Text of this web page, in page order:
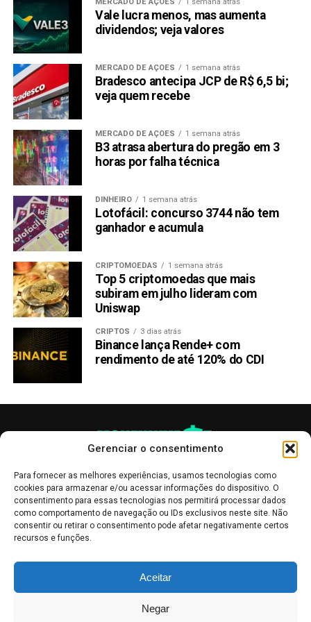
Gerenciar o consentimento
Para fornecer as melhores experiências, usamos tecnologias como
cookies para armazenar e/ou acessar informações do dispositivo. O
consentimento para essas tecnologias nos permitirá processar dados
como comportamento de navegação ou IDs exclusivos neste site. Não
consentir ou retirar o consentimento pode afetar negativamente certos
recursos e funções.
Aceitar
Negar
crescimento significativo nos próximos meses.
Conclusão
Embora a queda do Bitcoin esteja arrastando o mercado
cripto como um todo para baixo, ainda existem altcoins
que apresentam oportunidades potenciais de lucro.
Solana, Cardano e Celestia
são apenas alguns
exemplos de
Top Altcoinsque demonstraram resiliência
durante este período turbulento.
criptomoedas traz riscos inerentes, e uma pesquisa e
análise minuciosas são cruciais antes de tomar qualquer
decisão de investimento.
Como sempre, é aconselhável consultar um consultor
financeiro ou conduzir sua própria diligência antes de
investir em qualquer altcoin. O mercado de criptomoedas
é altamente volátil, e os preços podem flutuar
rapidamente. Portanto, é essencial permanecer informado
e tomar decisões bem fundamentadas com base em sua
própria tolerância ao risco e objetivos de investimento.
Lembre-se, o mercado de criptomoedas está em
mesmo durante períodos de queda do mercado. Com
consideração cuidadosa e uma abordagem estratégica, é
possível lucrar com altcoins durante a queda do Bitcoin.
Compartilhar:
CopyWhatsApp
Twitter
Facebook
Reddit
Email
Vale lucra menos, mas aumenta
dividendos; veja valores
MERCADO DE AÇÕES 1 semana atrás
Bradesco antecipa JCP de R$ 6,5 bi;
veja quem recebe
MERCADO DE AÇÕES 1 semana atrás
B3 atrasa abertura do pregão em 3
horas por falha técnica
DINHEIRO 1 semana atrás
Lotofácil: concurso 3744 não tem
ganhador e acumula
CRIPTOMOEDAS 1 semana atrás
Top 5 criptomoedas que mais
subiram em julho lideram com
Uniswap
CRIPTOS 3 dias atrás
Binance lança Rende+ com
rendimento de até 120% do CDI
informativo, servindo como boletins de divulgação, e não devem ser
interpretadas como recomendações de investimento.Leia mais
Bolsa de Valores